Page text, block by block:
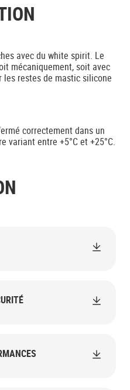
avec du white spirit. Le
mécaniquement, soit avec
restes de mastic silicone
correctement dans un
variant entre +5°C et +25°C.